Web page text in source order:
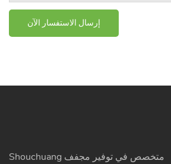
إرسال الاستفسار الآن
Shouchuang متخصص في توفير مجفف